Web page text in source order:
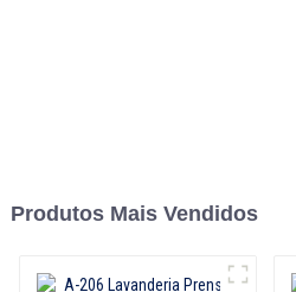
Produtos Mais Vendidos